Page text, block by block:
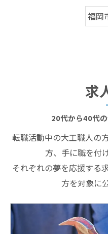
福岡
20代から40代
求
転職活動中の大工職人の
方、手に職を付
それぞれの夢を応援する
方を対象に